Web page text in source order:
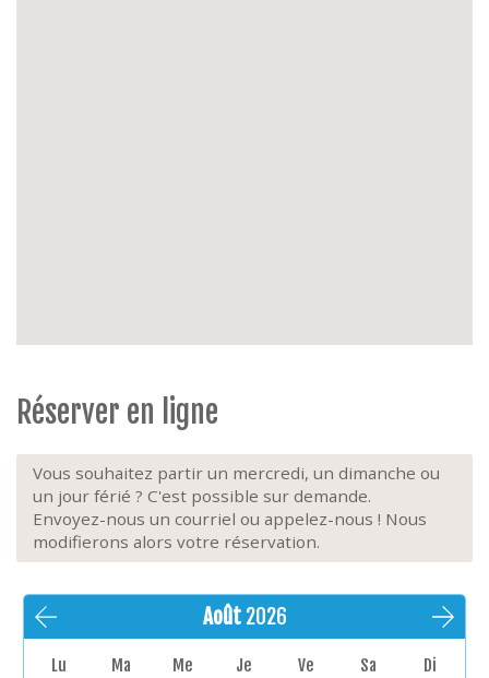
Réserver en ligne
Vous souhaitez partir un mercredi, un dimanche ou
un jour férié ? C'est possible sur demande.
Envoyez-nous un courriel ou appelez-nous ! Nous
modifierons alors votre réservation.
Août 2026
Lu Ma Me Je Ve Sa Di